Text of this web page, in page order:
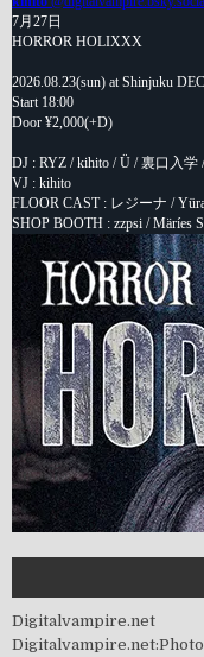
Digitalvampire.net
Digitalvampire.net:Photo